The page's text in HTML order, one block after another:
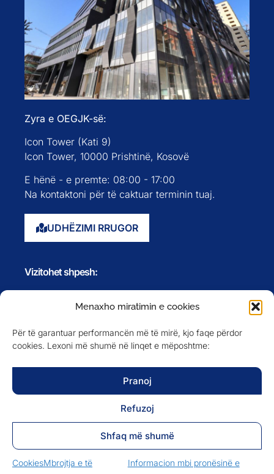
Menaxho miratimin e cookies
Për të garantuar performancën më të mirë, kjo faqe përdor
cookies. Lexoni më shumë në linqet e mëposhtme:
Pranoj
Refuzoj
Shfaq më shumë
CookiesMbrojtja e të
Informacion mbi pronësinë e
Icon Tower (Kati 9)
Icon Tower, 10000 Prishtinë, Kosovë
E hënë - e premte: 08:00 - 17:00
Na kontaktoni për të caktuar terminin tuaj.
Vizitohet shpesh:
Faqja kryesore
Rreth nesh
Evente
Anëtarët
NA NDIQNI NË